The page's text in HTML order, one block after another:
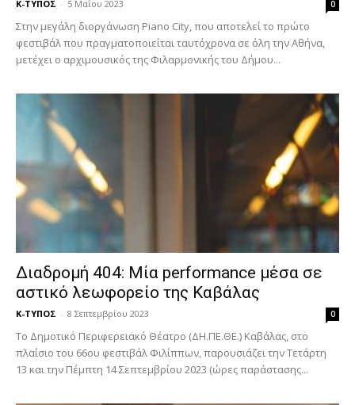
Κ-ΤΥΠΟΣ - 5 Μαΐου 2023 0
Στην μεγάλη διοργάνωση Piano City, που αποτελεί το πρώτο
φεστιβάλ που πραγματοποιείται ταυτόχρονα σε όλη την Αθήνα,
μετέχει ο αρχιμουσικός της Φιλαρμονικής του Δήμου...
Διαδρομή 404: Μία performance μέσα σε
αστικό λεωφορείο της Καβάλας
Κ-ΤΥΠΟΣ - 8 Σεπτεμβρίου 2023 0
Το Δημοτικό Περιφερειακό Θέατρο (ΔΗ.ΠΕ.ΘΕ.) Καβάλας, στο
πλαίσιο του 66ου φεστιβάλ Φιλίππων, παρουσιάζει την Τετάρτη
13 και την Πέμπτη 14 Σεπτεμβρίου 2023 (ώρες παράστασης...